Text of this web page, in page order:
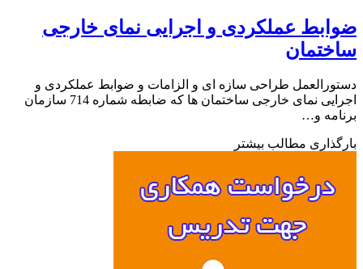
عملکردی و اجرایی نمای خارجی
طراحی سازه ای و الزامات و ضوابط عملکردی و
اجرایی نمای خارجی ساختمان ها که ضابطه شماره 714 سازمان
و…
مطالب بیشتر